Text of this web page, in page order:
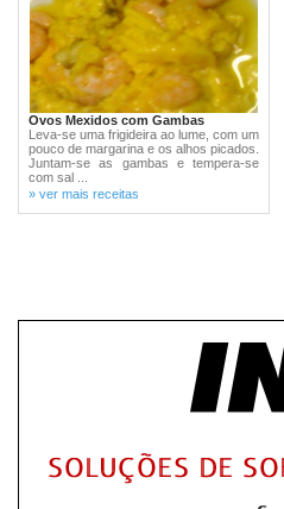
Ovos Mexidos com Gambas
Leva-se uma frigideira ao lume, com um
pouco de margarina e os alhos picados.
Juntam-se as gambas e tempera-se
com sal ...
» ver mais receitas